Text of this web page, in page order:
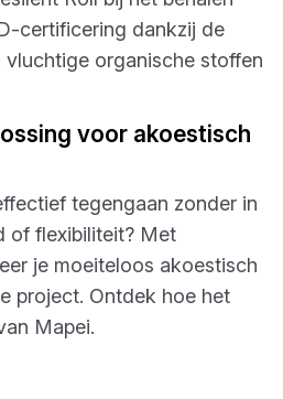
certificering dankzij de
vluchtige organische stoffen
voor akoestisch
tegengaan zonder in
of flexibiliteit? Met
je moeiteloos akoestisch
project. Ontdek hoe het
Mapei.